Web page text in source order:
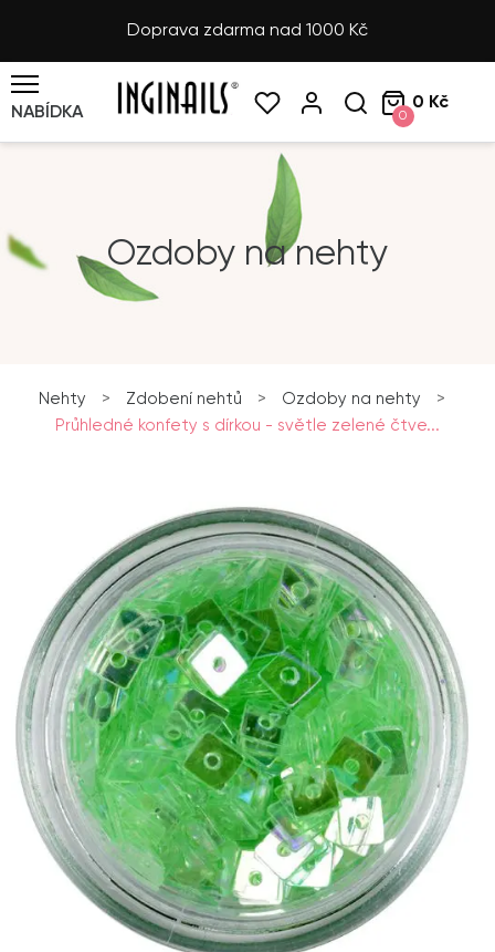
Doprava zdarma nad 1000 Kč
NABÍDKA 0
0 Kč
Ozdoby na nehty
Nehty > Zdobení nehtů > Ozdoby na nehty
>
Průhledné konfety s dírkou - světle zelené čtve...